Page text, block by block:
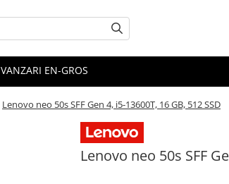
VANZARI EN-GROS
Lenovo neo 50s SFF Gen 4, i5-13600T, 16 GB, 512 SSD
Lenovo neo 50s SFF